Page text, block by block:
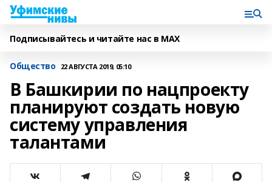
Подписывайтесь и читайте нас в MAX
Общество 22 АВГУСТА 2019, 05:10
В Башкирии по нацпроекту
планируют создать новую
систему управления
талантами